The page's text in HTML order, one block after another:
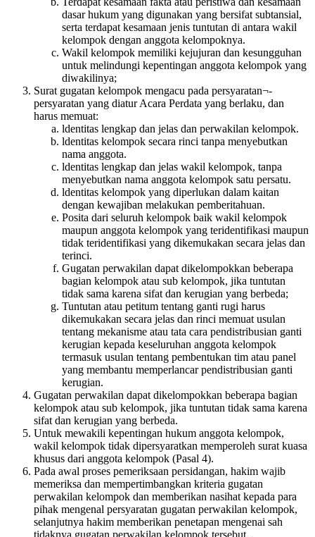
dasar hukum yang digunakan yang bersifat subtansial,
serta terdapat kesamaan jenis tuntutan di antara wakil
kelompok dengan anggota kelompoknya.
Wakil kelompok memiliki kejujuran dan kesungguhan
untuk melindungi kepentingan anggota kelompok yang
diwakilinya;
Surat gugatan kelompok mengacu pada persyaratan¬-
persyaratan yang diatur Acara Perdata yang berlaku, dan
harus memuat:
ldentitas lengkap dan jelas dan perwakilan kelompok.
ldentitas kelompok secara rinci tanpa menyebutkan
nama anggota.
ldentitas lengkap dan jelas wakil kelompok, tanpa
menyebutkan nama anggota kelompok satu persatu.
ldentitas kelompok yang diperlukan dalam kaitan
dengan kewajiban melakukan pemberitahuan.
Posita dari seluruh kelompok baik wakil kelompok
maupun anggota kelompok yang teridentifikasi maupun
tidak teridentifikasi yang dikemukakan secara jelas dan
terinci.
Gugatan perwakilan dapat dikelompokkan beberapa
bagian kelompok atau sub kelompok, jika tuntutan
tidak sama karena sifat dan kerugian yang berbeda;
Tuntutan atau petitum tentang ganti rugi harus
dikemukakan secara jelas dan rinci memuat usulan
tentang mekanisme atau tata cara pendistribusian ganti
kerugian kepada keseluruhan anggota kelompok
termasuk usulan tentang pembentukan tim atau panel
yang membantu memperlancar pendistribusian ganti
kerugian.
Gugatan perwakilan dapat dikelompokkan beberapa bagian
kelompok atau sub kelompok, jika tuntutan tidak sama karena
sifat dan kerugian yang berbeda.
Untuk mewakili kepentingan hukum anggota kelompok,
wakil kelompok tidak dipersyaratkan memperoleh surat kuasa
khusus dari anggota kelompok (Pasal 4).
Pada awal proses pemeriksaan persidangan, hakim wajib
memeriksa dan mempertimbangkan kriteria gugatan
perwakilan kelompok dan memberikan nasihat kepada para
pihak mengenal persyaratan gugatan perwakilan kelompok,
selanjutnya hakim memberikan penetapan mengenai sah
tidaknya gugatan perwakilan kelompok tersebut.